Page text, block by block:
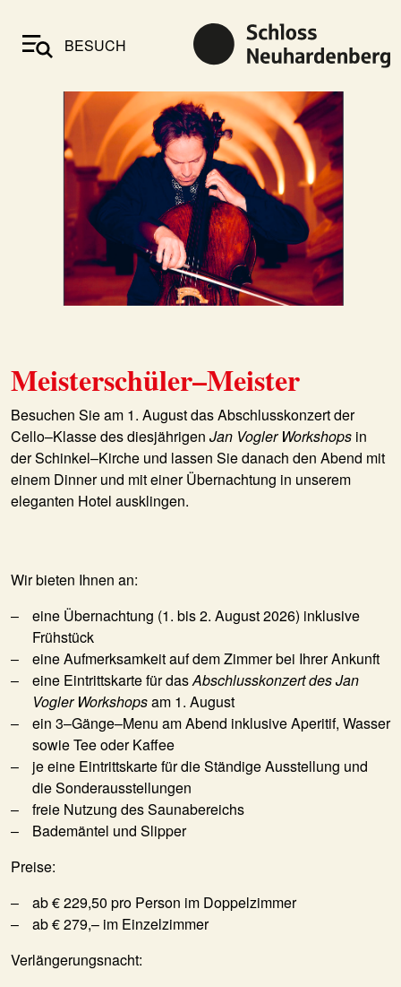
BESUCH
Meisterschüler–Meister
Besuchen Sie am 1. August das Abschlusskonzert der
Cello–Klasse des diesjährigen Jan Vogler Workshops in
der Schinkel–Kirche und lassen Sie danach den Abend mit
einem Dinner und mit einer Übernachtung in unserem
eleganten Hotel ausklingen.
Wir bieten Ihnen an:
eine Übernachtung (1. bis 2. August 2026) inklusive
Frühstück
eine Aufmerksamkeit auf dem Zimmer bei Ihrer Ankunft
eine Eintrittskarte für dasAbschlusskonzert des Jan
Vogler Workshopsam 1. August
ein 3–Gänge–Menu am Abend inklusive Aperitif, Wasser
sowie Tee oder Kaffee
je eine Eintrittskarte für die Ständige Ausstellung und
die Sonderausstellungen
freie Nutzung des Saunabereichs
Bademäntel und Slipper
Preise:
ab € 229,50 pro Person im Doppelzimmer
ab € 279,– im Einzelzimmer
Verlängerungsnacht: